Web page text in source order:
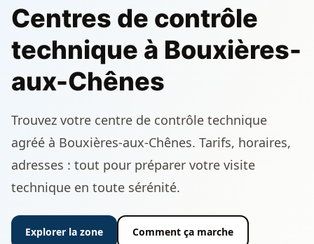
Centres de contrôle
technique à Bouxières-
aux-Chênes
Trouvez votre centre de contrôle technique
agréé à Bouxières-aux-Chênes. Tarifs, horaires,
adresses : tout pour préparer votre visite
technique en toute sérénité.
Explorer la zone Comment ça marche